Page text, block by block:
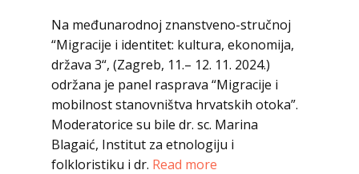
Na međunarodnoj znanstveno-stručnoj
“Migracije i identitet: kultura, ekonomija,
država 3“, (Zagreb, 11.– 12. 11. 2024.)
održana je panel rasprava “Migracije i
mobilnost stanovništva hrvatskih otoka”.
Moderatorice su bile dr. sc. Marina
Blagaić, Institut za etnologiju i
folkloristiku i dr. Read more